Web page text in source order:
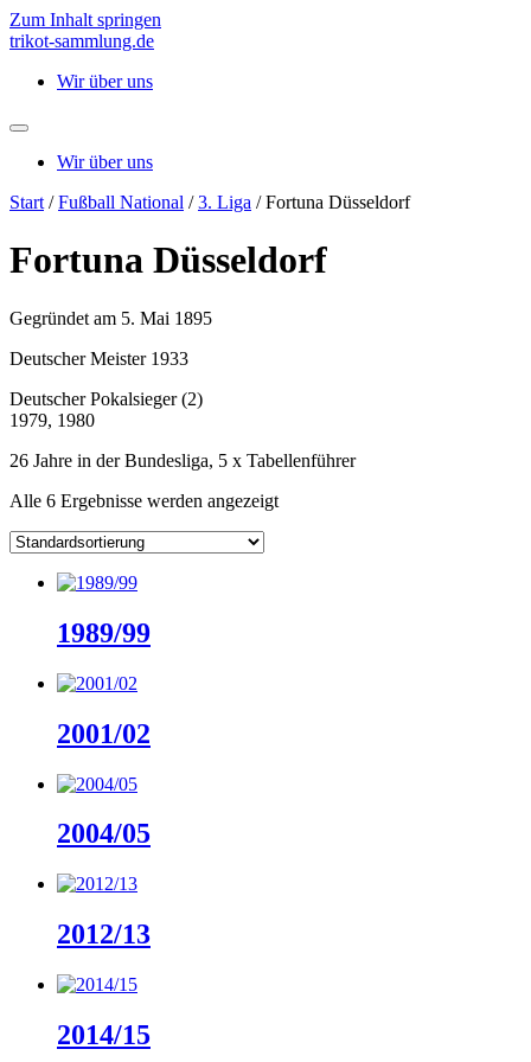
Zum Inhalt springen
trikot-sammlung.de
Wir über uns
Wir über uns
Start /Fußball National /3. Liga / Fortuna Düsseldorf
Fortuna Düsseldorf
Gegründet am 5. Mai 1895
Deutscher Meister 1933
Deutscher Pokalsieger (2)
1979, 1980
26 Jahre in der Bundesliga, 5 x Tabellenführer
Alle 6 Ergebnisse werden angezeigt
1989/99
2001/02
2004/05
2012/13
2014/15